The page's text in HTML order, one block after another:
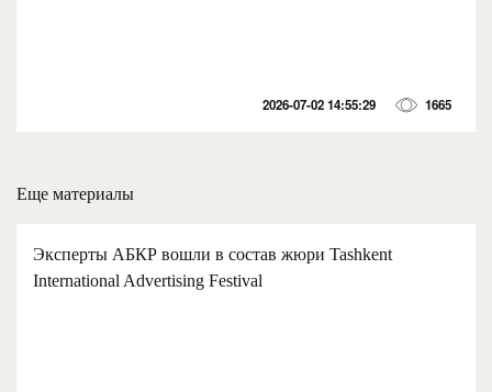
2026-07-02 14:55:29 1665
Еще материалы
Эксперты АБКР вошли в состав жюри Tashkent
International Advertising Festival